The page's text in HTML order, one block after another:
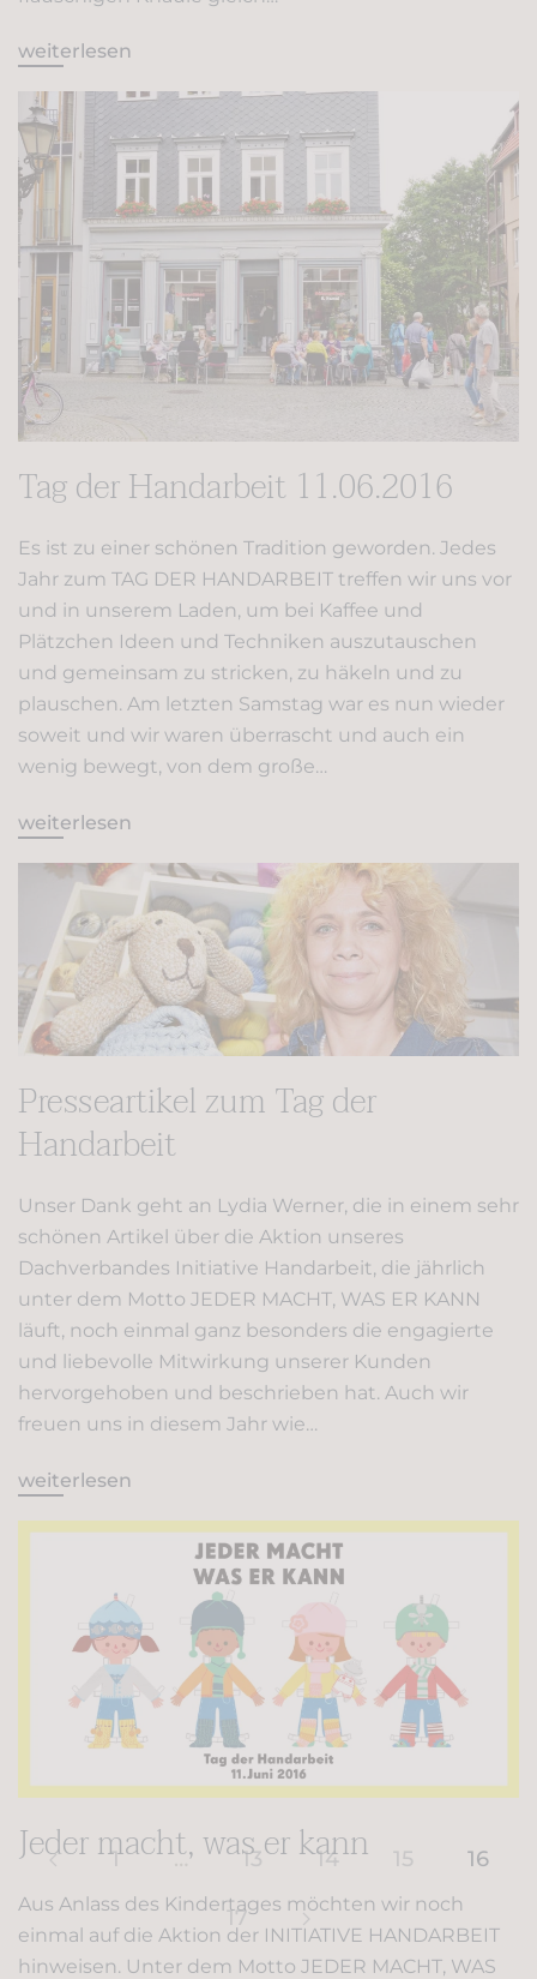
weiterlesen
Tag der Handarbeit 11.06.2016
Es ist zu einer schönen Tradition geworden. Jedes
Jahr zum TAG DER HANDARBEIT treffen wir uns vor
und in unserem Laden, um bei Kaffee und
Plätzchen Ideen und Techniken auszutauschen
und gemeinsam zu stricken, zu häkeln und zu
plauschen. Am letzten Samstag war es nun wieder
soweit und wir waren überrascht und auch ein
wenig bewegt, von dem große…
weiterlesen
Presseartikel zum Tag der
Handarbeit
Unser Dank geht an Lydia Werner, die in einem sehr
schönen Artikel über die Aktion unseres
Dachverbandes Initiative Handarbeit, die jährlich
unter dem Motto JEDER MACHT, WAS ER KANN
läuft, noch einmal ganz besonders die engagierte
und liebevolle Mitwirkung unserer Kunden
hervorgehoben und beschrieben hat. Auch wir
freuen uns in diesem Jahr wie…
weiterlesen
Jeder macht, was er kann
Aus Anlass des Kindertages möchten wir noch
einmal auf die Aktion der INITIATIVE HANDARBEIT
hinweisen. Unter dem Motto JEDER MACHT, WAS
1 … 13 14 15 16
17